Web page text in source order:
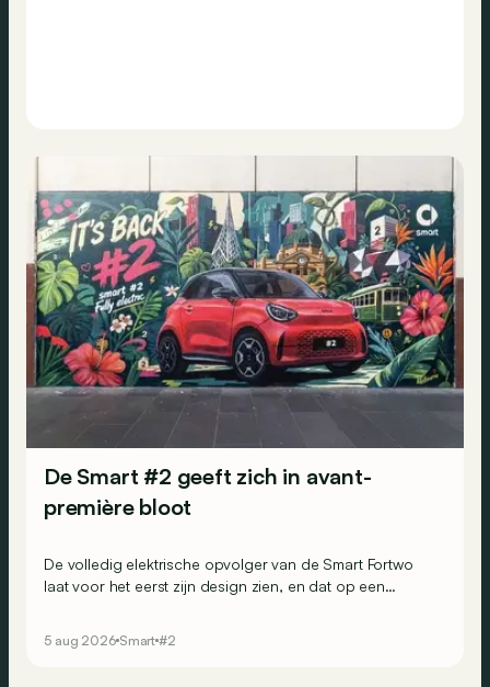
De Smart #2 geeft zich in avant-
première bloot
De volledig elektrische opvolger van de Smart Fortwo
laat voor het eerst zijn design zien, en dat op een
5 aug 2026 Smart #2